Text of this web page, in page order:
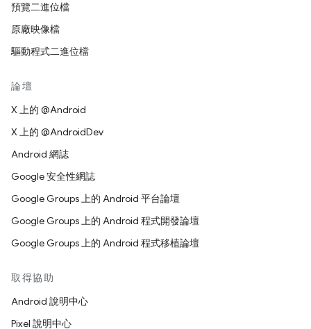
預覽二進位檔
原廠映像檔
驅動程式二進位檔
論壇
X 上的 @Android
X 上的 @AndroidDev
Android 網誌
Google 安全性網誌
Google Groups 上的 Android 平台論壇
Google Groups 上的 Android 程式開發論壇
Google Groups 上的 Android 程式移植論壇
取得協助
Android 說明中心
Pixel 說明中心